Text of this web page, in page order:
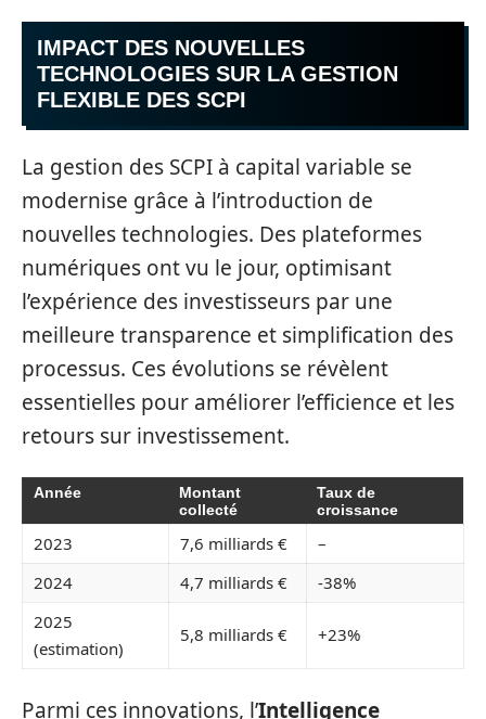
IMPACT DES NOUVELLES
TECHNOLOGIES SUR LA GESTION
FLEXIBLE DES SCPI
La gestion des SCPI à capital variable se
modernise grâce à l’introduction de
nouvelles technologies. Des plateformes
numériques ont vu le jour, optimisant
l’expérience des investisseurs par une
meilleure transparence et simplification des
processus. Ces évolutions se révèlent
essentielles pour améliorer l’efficience et les
retours sur investissement.
Année
Montant
collecté
Taux de
croissance
2023 7,6 milliards €
–
2024
4,7 milliards €
-38%
2025
(estimation)
5,8 milliards € +23%
Parmi ces innovations, l’Intelligence